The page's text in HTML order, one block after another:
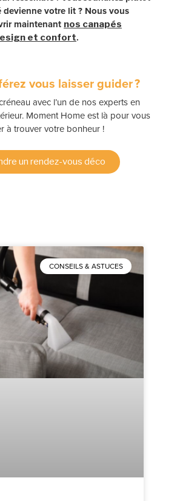
devienne votre lit ? Nous vous
maintenant nos canapés
et confort.
vous laisser guider ?
avec l’un de nos experts en
Moment Home est là pour vous
à trouver votre bonheur !
un rendez-vous déco
CONSEILS & ASTUCES